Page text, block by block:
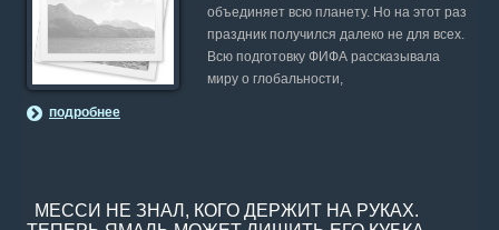
объединяет всю планету. Но на этот раз
праздник получился далеко не для всех.
Всю подготовку ФИФА рассказывала
миру о глобальности,
подробнее
МЕССИ НЕ ЗНАЛ, КОГО ДЕРЖИТ НА РУКАХ.